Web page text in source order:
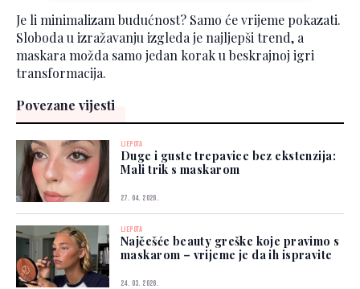
Je li minimalizam budućnost? Samo će vrijeme pokazati.
Sloboda u izražavanju izgleda je najljepši trend, a
maskara možda samo jedan korak u beskrajnoj igri
transformacija.
Povezane vijesti
LJEPOTA
Duge i guste trepavice bez ekstenzija:
Mali trik s maskarom
27. 04. 2026.
LJEPOTA
Najčešće beauty greške koje pravimo s
maskarom – vrijeme je da ih ispravite
24. 03. 2026.